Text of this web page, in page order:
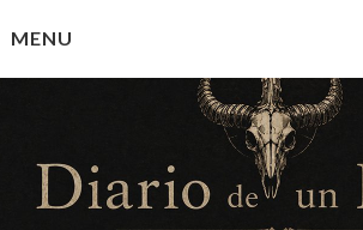
toMENU
Diario de un
Prácticas y Reflexiones del Camino